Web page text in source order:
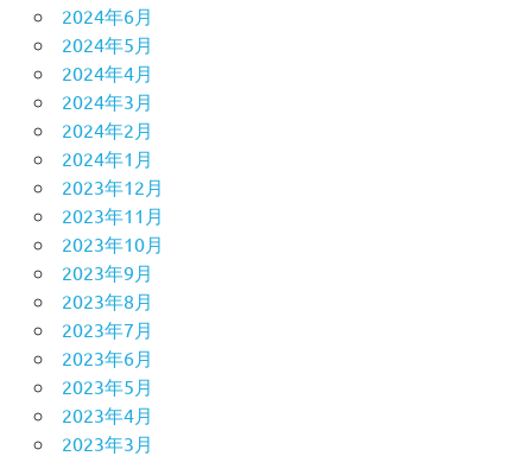
2024年6月
2024年5月
2024年4月
2024年3月
2024年2月
2024年1月
2023年12月
2023年11月
2023年10月
2023年9月
2023年8月
2023年7月
2023年6月
2023年5月
2023年4月
2023年3月